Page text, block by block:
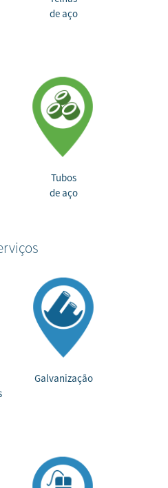
de aço
Tubos
de aço
Galvanização